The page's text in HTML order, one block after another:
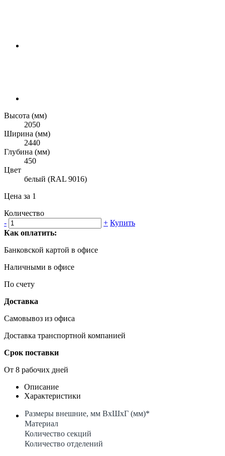
Высота (мм)
2050
Ширина (мм)
2440
Глубина (мм)
450
Цвет
белый (RAL 9016)
Цена за 1
Количество
-
+ Купить
Как оплатить:
Банковской картой в офисе
Наличными в офисе
По счету
Доставка
Самовывоз из офиса
Доставка транспортной компанией
Срок поставки
От 8 рабочих дней
Описание
Характеристики
Размеры внешние, мм ВхШхГ (мм)*
Материал
Количество секций
Количество отделений